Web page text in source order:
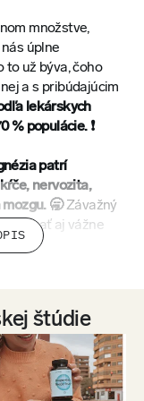
množstve,
úplne
to už býva, čoho
a s pribúdajúcim
lekárskych
populácie. ❗
patrí
nervozita,
🥱Závažný
aj vážne
chronický
preparátov sa do
a preto sa
však nenájdete
ale jeho kolegu –
štúdie